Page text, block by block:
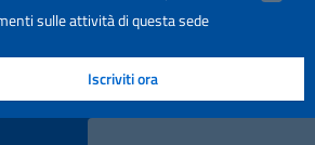
sulle attività di questa sede